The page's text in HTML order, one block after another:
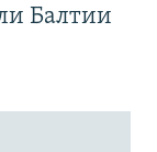
Балтии